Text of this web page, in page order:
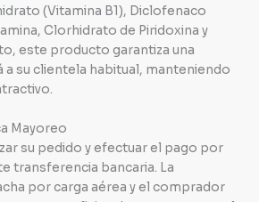
(Vitamina B1), Diclofenaco
Clorhidrato de Piridoxina y
este producto garantiza una
a su clientela habitual, manteniendo
Mayoreo
su pedido y efectuar el pago por
transferencia bancaria. La
por carga aérea y el comprador